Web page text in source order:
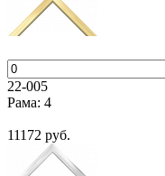
22-005
Рама: 4
11172 руб.